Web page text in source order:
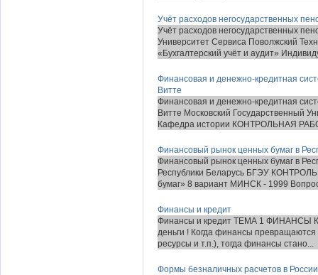
Учёт расходов негосударственных
Учёт расходов негосударственных
Университет Сервиса Поволжский
«Бухгалтерский учёт и аудит»
Финансовая и денежно-кредитная
Витте
Финансовая и денежно-кредитная
Витте Московский Государственный
Кафедра истории КОНТРОЛЬНАЯ
Финансовый рынок ценных бумаг в
Финансовый рынок ценных бумаг в
Республики Беларусь БГЭУ
бумаг» 8 вариант МИНСК - 1999
Финансы и кредит
Финансы и кредит ТЕМА 1 ФИНАНСЫ
деньги ! Когда финансы
ресурсы и т.п.), тогда финансы стано...
Формы безналичных расчетов в